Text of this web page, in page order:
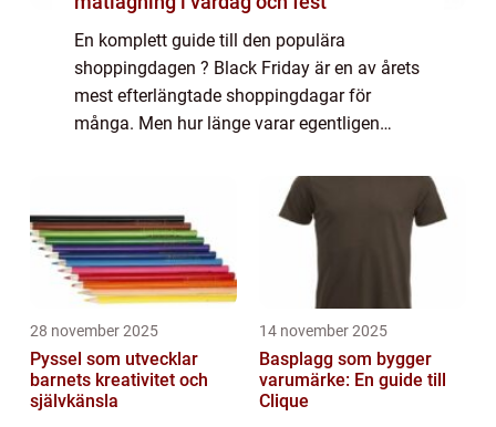
En komplett guide till den populära
shoppingdagen ? Black Friday är en av årets
mest efterlängtade shoppingdagar för
många. Men hur länge varar egentligen
att utforska allt du behöver veta om hur
28 november 2025
Pyssel som utvecklar
barnets kreativitet och
självkänsla
14 november 2025
Basplagg som bygger
varumärke: En guide till
Clique